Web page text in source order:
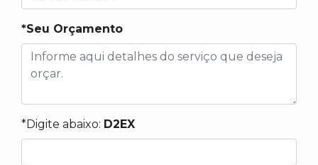
*Seu Orçamento
*Digite abaixo: D2EX